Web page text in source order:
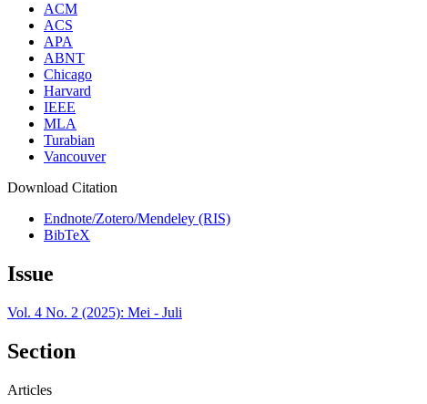
ACM
ACS
APA
ABNT
Chicago
Harvard
IEEE
MLA
Turabian
Vancouver
Download Citation
Endnote/Zotero/Mendeley (RIS)
BibTeX
Issue
Vol. 4 No. 2 (2025): Mei - Juli
Section
Articles